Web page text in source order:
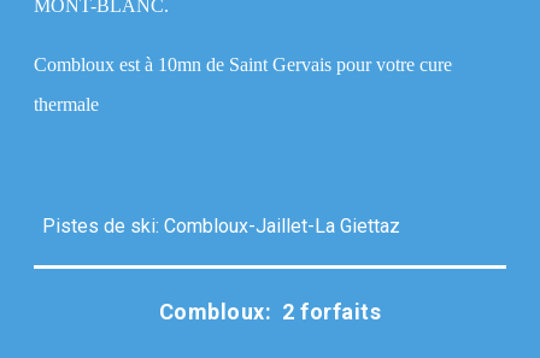
MONT-BLANC.
Combloux est à 10mn de Saint Gervais pour votre cure
thermale
Pistes de ski: Combloux-Jaillet-La Giettaz
Combloux: 2 forfaits